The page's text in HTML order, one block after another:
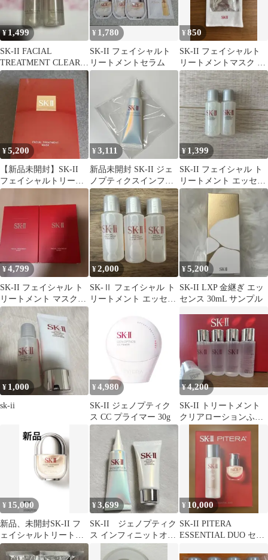
¥1,499
SK-II FACIAL
TREATMENT CLEAR
LOTION 2本
¥ 1,780
SK-II フェイシャルト
リートメントセラム
¥850
SK-II フェイシャルト
リートメントマスク 1
枚 巾着付き
¥5,200
【新品未開封】SK-II
フェイシャルトリート
メントマスク 6枚入
¥3,111
新品未開封 SK-II ジェ
ノプティクスインフィ
ニットオーラエッセン
ス10ml
¥ 1,399
SK-II フェイシャル ト
リートメント エッセン
ス
¥4,799
SK-II フェイシャル ト
リートメント マスク4
枚
¥2,000
SK-Ⅱ フェイシャル ト
リートメント エッセン
¥5,200
SK-II LXP 金継ぎ エッ
センス 30mL サンプル
¥ 1,000
sk-ii
¥ 4,980
SK-II ジェノプティク
ス CC プライマー 30g
¥4,200
SK-II トリートメント
クリアローションふき
¥ 15,000
新品、未開封SK-II フ
ェイシャルトリートメ
ントセラム 30mL
¥3,699
SK-II ジェノプティク
ス インフィニットオー
ラエッセンス セット
¥ 10,000
SK-II PITERA
ESSENTIAL DUO セッ